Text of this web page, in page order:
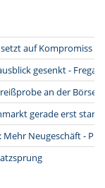
auf Kompromiss
gesenkt -
an der Börse
gerade erst
Neugeschäft -